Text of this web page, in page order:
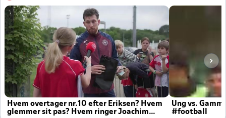
Hvem overtager nr.10 efter Eriksen? Hvem
glemmer sit pas? Hvem ringer Joachim
Ung vs.
#football